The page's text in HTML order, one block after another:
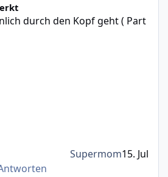
durch den Kopf geht ( Part
Supermom15. Jul